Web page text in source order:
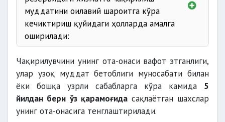
муддатини оилавий шароитга кўра
кечиктириш қуйидаги ҳолларда амалга
оширилади:
Чақирилувчини унинг ота-онаси вафот этганлиги,
улар узоқ муддат бетоблиги муносабати билан
ёки бошқа узрли сабабларга кўра камида 5
йилдан бери ўз қарамоғида сақлаётган шахслар
унинг ота-онасига тенглаштирилади.